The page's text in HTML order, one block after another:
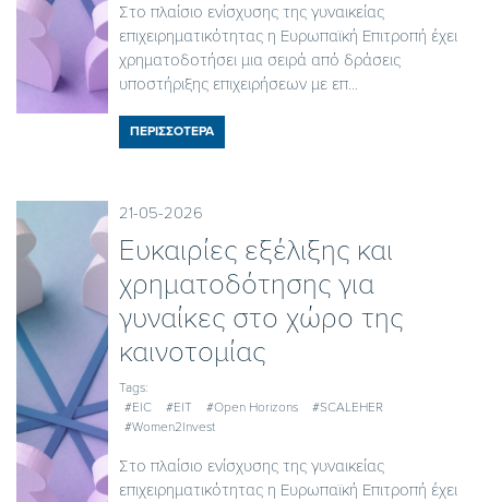
Στο πλαίσιο ενίσχυσης της γυναικείας
επιχειρηματικότητας η Ευρωπαϊκή Επιτροπή έχει
χρηματοδοτήσει μια σειρά από δράσεις
υποστήριξης επιχειρήσεων με επ...
ΠΕΡΙΣΣΟΤΕΡΑ
21-05-2026
Ευκαιρίες εξέλιξης και
χρηματοδότησης για
γυναίκες στο χώρο της
καινοτομίας
Tags:
#EIC
#EIT #Open Horizons
#SCALEHER
#Women2Invest
Στο πλαίσιο ενίσχυσης της γυναικείας
επιχειρηματικότητας η Ευρωπαϊκή Επιτροπή έχει